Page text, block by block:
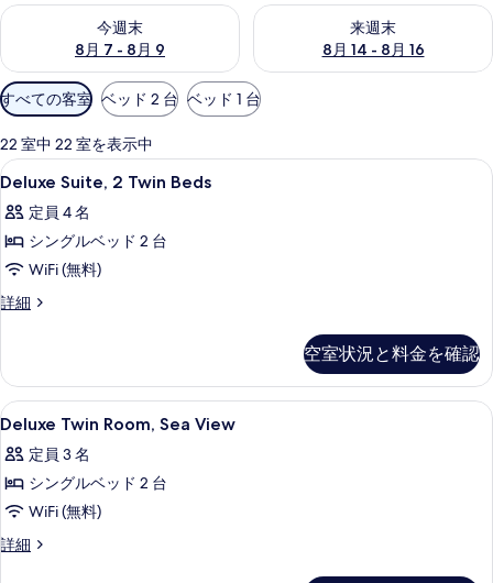
今週末
8月 7 - 8月 9
今週末 8月 7 - 8月 9 の空室状況をチェック
来週末
8月 14 - 8月 16
来週末 8月 14 - 8月 16 の空室
利
用
可
能
な
客
室
の
り
条
件
すべての客室 ベッド 2 台 ベッド 1 台
22 室中 22 室を表示中
Deluxe
Suite,
2
Twin
Beds
の
て
の
真
を
表
示
ミニバー、セーフティボックス (室
5
Deluxe Suite, 2 Twin Beds
定員 4 名
シングルベッド 2 台
WiFi (無料)
詳細
Deluxe
Beds
の
詳
空室状況と料金を確認
Deluxe
Twin
Room,
Sea
View
の
ミニバー、セーフティボックス (室
10
Deluxe Twin Room, Sea View
定員 3 名
シングルベッド 2 台
WiFi (無料)
詳細
Deluxe